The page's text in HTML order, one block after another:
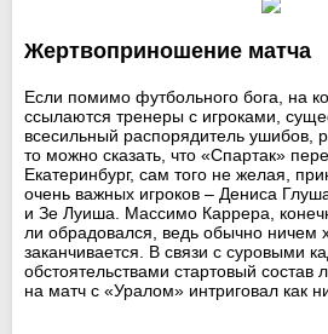
Жертвоприношение матча
Если помимо футбольного бога, на
ссылаются тренеры с игроками,
всесильный распорядитель ушибов,
то можно сказать, что «Спартак»
Екатеринбург, сам того не желая,
очень важных игроков – Дениса
и Зе Луиша. Массимо Каррера,
ли обрадовался, ведь обычно ничем
заканчивается. В связи с суровыми
обстоятельствами стартовый
на матч с «Уралом» интриговал как